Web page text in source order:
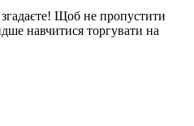
Щоб не пропустити
навчитися торгувати на